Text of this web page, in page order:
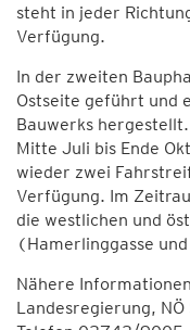
steht in jeder
Verfügung.
In der zweiten
Ostseite geführt und
Bauwerks
Mitte Juli bis Ende
wieder zwei
Verfügung. Im
die westlichen und
(Hamerlinggasse
Nähere
Landesregierung,